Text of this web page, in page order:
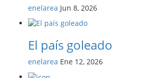
enelarea Jun 8, 2026
El país goleado
enelarea Ene 12, 2026